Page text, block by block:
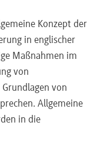
Konzept der
in englischer
Maßnahmen im
von
von
Allgemeine
in die